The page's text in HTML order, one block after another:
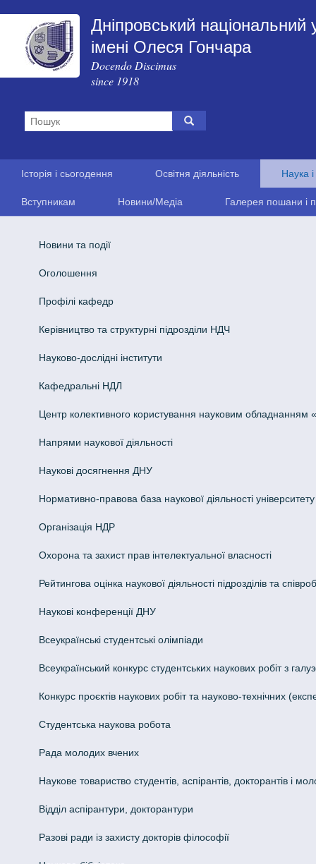
Дніпровський національний
імені Олеся Гончара
Docendo Discimus
since 1918
Історія і сьогодення Освітня діяльність Наука
Вступникам Новини/Медіа Галерея пошани і
Новини та події
Оголошення
Профілі кафедр
Керівництво та структурні підрозділи НДЧ
Науково-дослідні інститути
Кафедральні НДЛ
Центр колективного користування науковим обладнанням
Напрями наукової діяльності
Наукові досягнення ДНУ
Нормативно-правова база наукової діяльності університету
Організація НДР
Охорона та захист прав інтелектуальної власності
Рейтингова оцінка наукової діяльності підрозділів та
Наукові конференції ДНУ
Всеукраїнські студентські олімпіади
Всеукраїнський конкурс студентських наукових робіт з
Конкурс проєктів наукових робіт та науково-технічних
Студентська наукова робота
Рада молодих вчених
Наукове товариство студентів, аспірантів, докторантів і
Відділ аспірантури, докторантури
Разові ради із захисту докторів філософії